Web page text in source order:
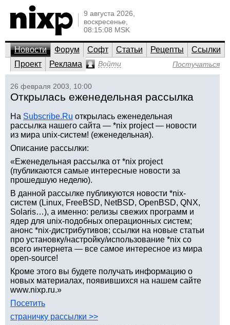
9 августа 2026,
воскресенье,
08:15:08 MSK
Новости Форум Софт Статьи Рецепты
Ссылки
Проект
Реклама Войти Постучаться
26 февраля 2003, 10:00
Открылась еженедельная рассылка
На Subscribe.Ru открылась еженедельная
рассылка нашего сайта — *nix project — новости
из мира unix-систем! (еженедельная).
Описание рассылки:
«Еженедельная рассылка от *nix project
(публикаются самые интересные новости за
прошедшую неделю).
В данной рассылке публикуются новости *nix-
систем (Linux, FreeBSD, NetBSD, OpenBSD, QNX,
Solaris…), а именно: релизы свежих программ и
ядер для unix-подобных операционных систем;
анонс *nix-дистрибутивов; ссылки на новые статьи
про установку/настройку/использование *nix со
всего интернета — все самое интересное из мира
open-source!
Кроме этого вы будете получать информацию о
новых материалах, появившихся на нашем сайте
www.nixp.ru.»
Посетить
страничку рассылки >>